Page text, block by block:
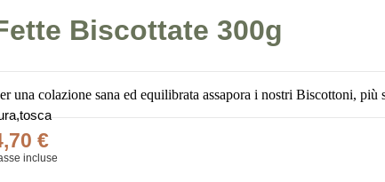
Biscottate 300g
una colazione sana ed equilibrata assapora i nostri Biscottoni, più
€
incluse